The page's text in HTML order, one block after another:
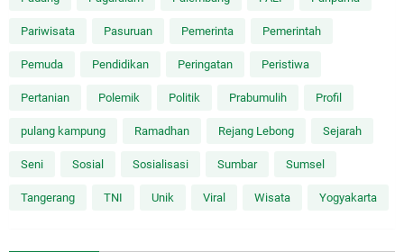
Pariwisata Pasuruan Pemerinta Pemerintah
Pemuda Pendidikan Peringatan Peristiwa
Pertanian Polemik Politik Prabumulih Profil
pulang kampung Ramadhan Rejang Lebong Sejarah
Seni Sosial Sosialisasi Sumbar Sumsel
Tangerang TNI Unik Viral Wisata Yogyakarta